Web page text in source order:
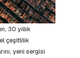
30 yıllık
çeşitlilik
yeni sergisi